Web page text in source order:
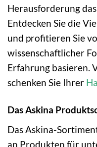
Herausforderung
Entdecken Sie die
und profitieren Sie
wissenschaftlicher
Erfahrung basieren.
schenken Sie Ihrer
Das Askina
Das Askina-
an Produkten für